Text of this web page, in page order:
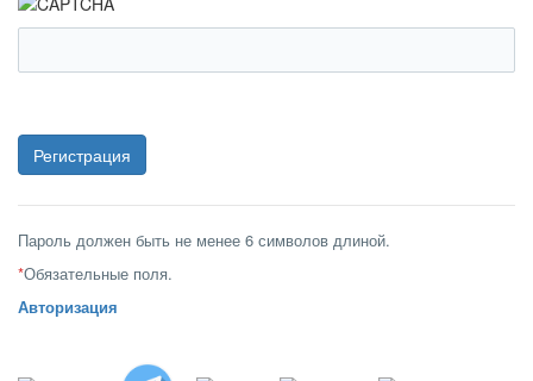
Пароль должен быть не менее 6 символов длиной.
*Обязательные поля.
Авторизация